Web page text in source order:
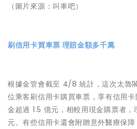
（圖片來源：叫車吧）
刷信用卡買車票 理賠金額多千萬
根據金管會截至 4/8 統計，這次太魯
位乘客刷信用卡購買車票，享有信用
金超過 1.5 億元，相較用現金購票者
元。有些信用卡還會附贈意外醫療保